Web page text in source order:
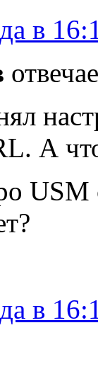
в
А
в